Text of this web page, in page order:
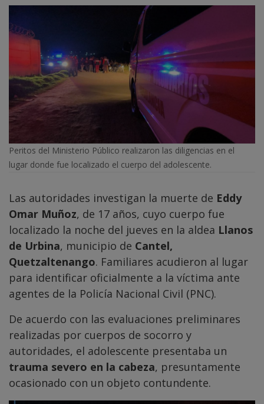
Peritos del Ministerio Público realizaron las diligencias en el
lugar donde fue localizado el cuerpo del adolescente.
Las autoridades investigan la muerte de Eddy
Omar Muñoz, de 17 años, cuyo cuerpo fue
localizado la noche del jueves en la aldea Llanos
de Urbina, municipio de Cantel,
Quetzaltenango. Familiares acudieron al lugar
para identificar oficialmente a la víctima ante
agentes de la Policía Nacional Civil (PNC).
De acuerdo con las evaluaciones preliminares
realizadas por cuerpos de socorro y
autoridades, el adolescente presentaba un
trauma severo en la cabeza, presuntamente
ocasionado con un objeto contundente.